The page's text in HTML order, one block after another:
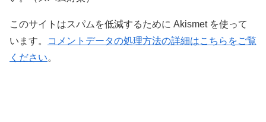
このサイトはスパムを低減するために Akismet を使って
います。
コメントデータの処理方法の詳細はこちらをご覧
ください。